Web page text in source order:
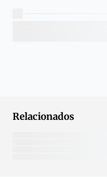
Relacionados